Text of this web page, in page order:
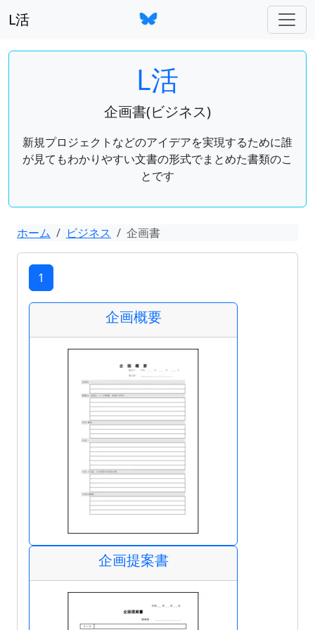
L活
L活
企画書(ビジネス)
新規プロジェクトなどのアイデアを実現するために誰
が見てもわかりやすい文書の形式でまとめた書類のこ
とです
ホーム ビジネス 企画書
1
企画概要
企画提案書